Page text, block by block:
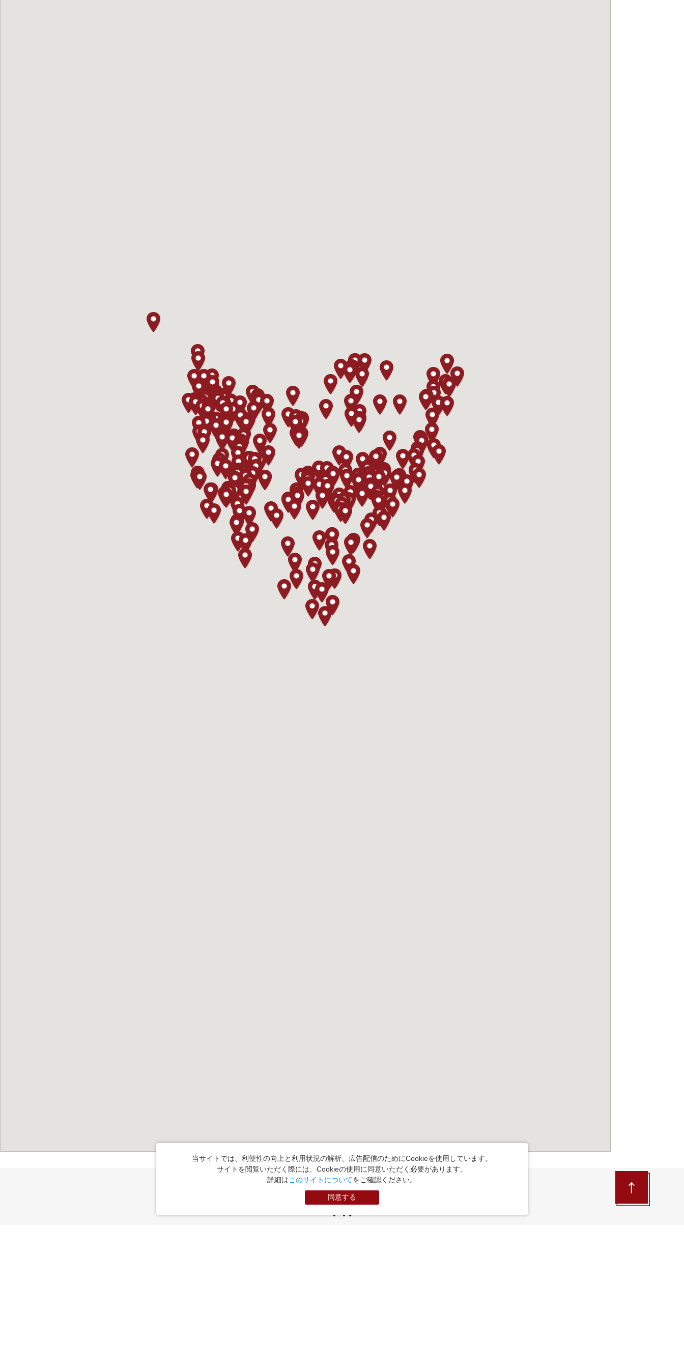
PR
当サイトでは、利便性の向上と利用状況の解析、広告配信のためにCookieを使用しています。
サイトを閲覧いただく際には、Cookieの使用に同意いただく必要があります。
詳細はこのサイトについてをご確認ください。
同意する